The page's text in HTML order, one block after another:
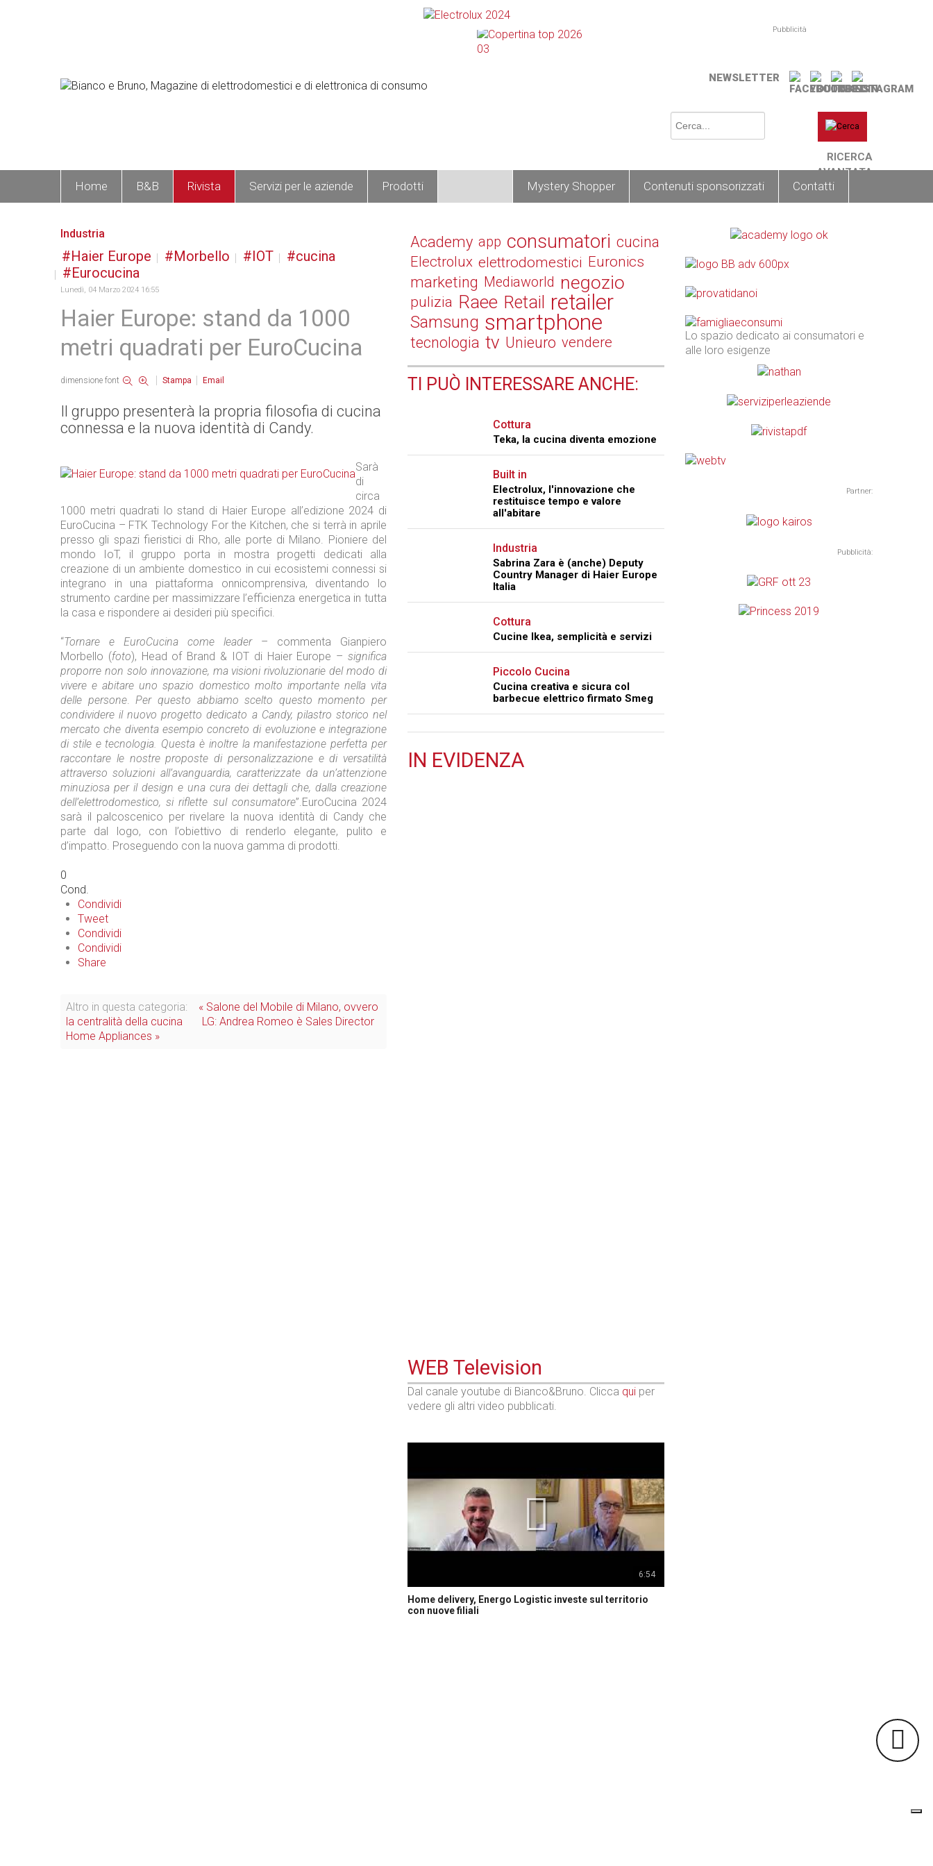
Pubblicità
NEWSLETTER
RICERCA
AVANZATA
Home B&B Rivista Servizi per le aziende Prodotti Mystery Shopper Contenuti sponsorizzati Contatti
Industria
Haier Europe Morbello IOT
cucina
Eurocucina
Lunedì, 04 Marzo 2024 16:55
Haier Europe: stand da 1000
metri quadrati per EuroCucina
dimensione font Stampa Email
Il gruppo presenterà la propria filosofia di cucina
connessa e la nuova identità di Candy.
Sarà
di
circa
1000 metri quadrati lo stand di Haier Europe all’edizione 2024 di
EuroCucina – FTK Technology For the Kitchen, che si terrà in aprile
presso gli spazi fieristici di Rho, alle porte di Milano. Pioniere del
mondo IoT, il gruppo porta in mostra progetti dedicati alla
creazione di un ambiente domestico in cui ecosistemi connessi si
integrano in una piattaforma onnicomprensiva, diventando lo
strumento cardine per massimizzare l’efficienza energetica in tutta
la casa e rispondere ai desideri più specifici.
“Tornare e EuroCucina come leader – commenta Gianpiero
Morbello (foto), Head of Brand & IOT di Haier Europe –significa
proporre non solo innovazione, ma visioni rivoluzionarie del modo di
vivere e abitare uno spazio domestico molto importante nella vita
delle persone.Per questo abbiamo scelto questo momento per
condividere il nuovo progetto dedicato a Candy, pilastro storico nel
mercato che diventa esempio concreto di evoluzione e integrazione
di stile e tecnologia. Questa è inoltre la manifestazione perfetta per
raccontare le nostre proposte di personalizzazione e di versatilità
attraverso soluzioni all’avanguardia, caratterizzate da un’attenzione
minuziosa per il design e una cura dei dettagli che, dalla creazione
dell’elettrodomestico, si riflette sul consumatore”.EuroCucina 2024
sarà il palcoscenico per rivelare la nuova identità di Candy che
parte dal logo, con l’obiettivo di renderlo elegante, pulito e
d’impatto. Proseguendo con la nuova gamma di prodotti.
0
Cond.
Condividi
Tweet
Condividi
Condividi
Share
Altro in questa categoria:
« Salone del Mobile di Milano, ovvero
la centralità della cucina
LG: Andrea Romeo è Sales Director
Home Appliances »
Academy app consumatori cucina
Electrolux elettrodomestici Euronics
marketing Mediaworld negozio
pulizia Raee Retail retailer
Samsung smartphone
tecnologia tv Unieuro vendere
TI PUÒ INTERESSARE ANCHE:
Cottura
Teka, la cucina diventa emozione
Built in
Electrolux, l'innovazione che
restituisce tempo e valore
all'abitare
Industria
Sabrina Zara è (anche) Deputy
Country Manager di Haier Europe
Italia
Cottura
Cucine Ikea, semplicità e servizi
Piccolo Cucina
Cucina creativa e sicura col
barbecue elettrico firmato Smeg
IN EVIDENZA
WEB Television
Dal canale youtube di Bianco&Bruno. Clicca qui per
vedere gli altri video pubblicati.
6:54
Home delivery, Energo Logistic investe sul territorio
con nuove filiali
Lo spazio dedicato ai consumatori e
alle loro esigenze
Partner:
Pubblicità: